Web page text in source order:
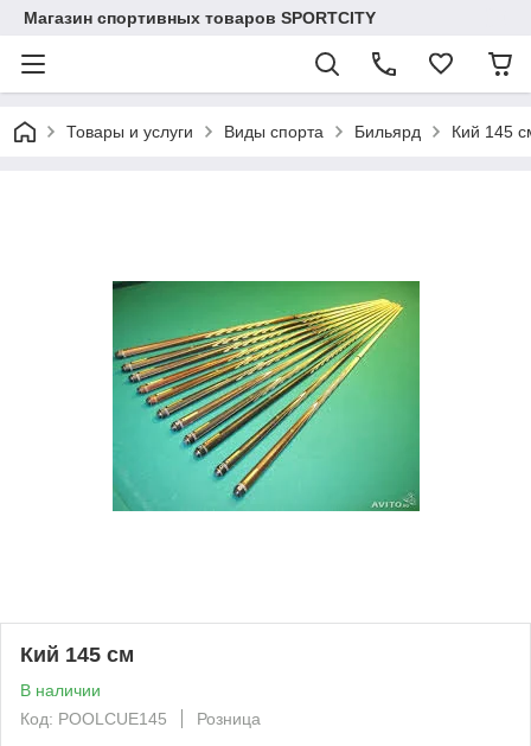
Магазин спортивных товаров SPORTCITY
Товары и услуги Виды спорта Бильярд Кий 145
Кий 145 см
В наличии
Код: POOLCUE145
Розница